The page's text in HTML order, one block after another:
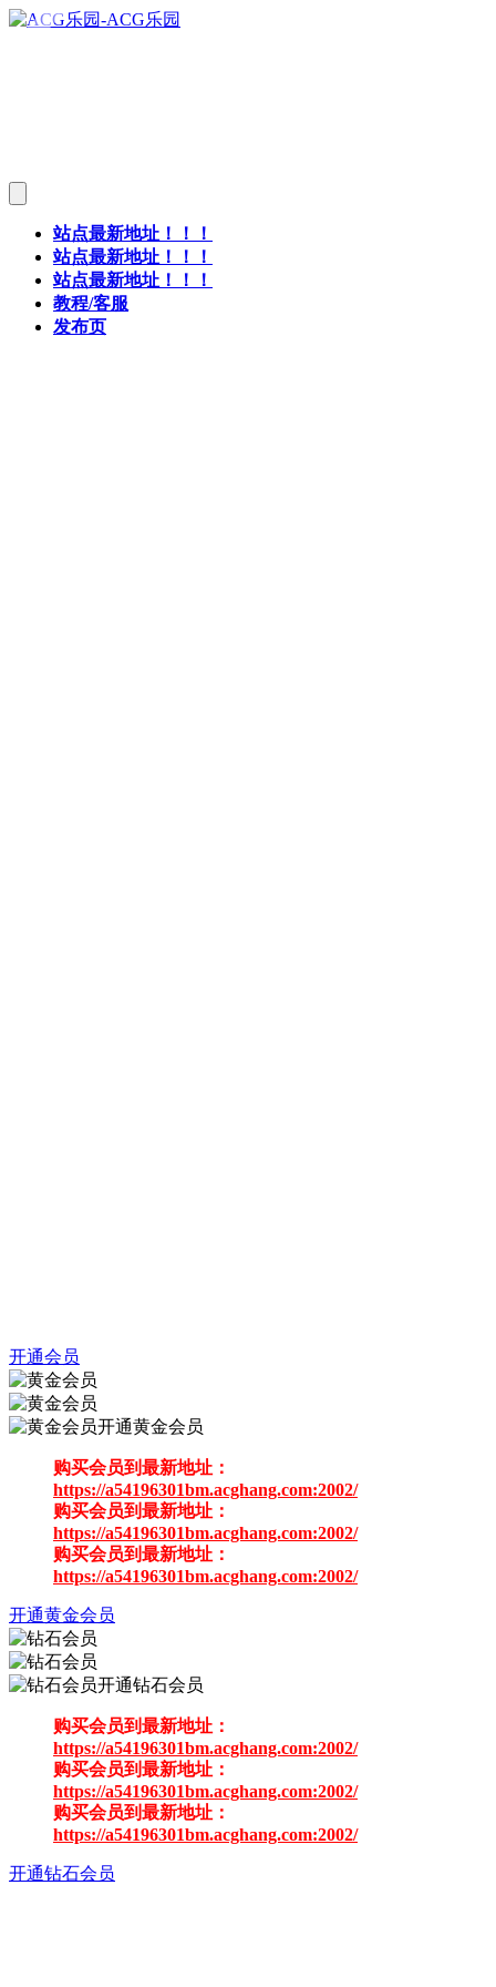
站点最新地址！！！
站点最新地址！！！
站点最新地址！！！
教程/客服
发布页
开通会员
开通黄金会员
购买会员到最新地址：
https://a54196301bm.acghang.com:2002/
购买会员到最新地址：
https://a54196301bm.acghang.com:2002/
购买会员到最新地址：
https://a54196301bm.acghang.com:2002/
开通黄金会员
开通钻石会员
购买会员到最新地址：
https://a54196301bm.acghang.com:2002/
购买会员到最新地址：
https://a54196301bm.acghang.com:2002/
购买会员到最新地址：
https://a54196301bm.acghang.com:2002/
开通钻石会员